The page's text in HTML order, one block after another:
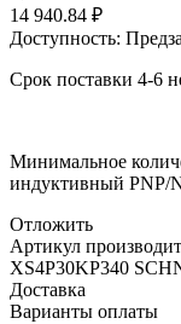
14 940.84 ₽
Доступность:
Срок поставки 4-6
Минимальное
индуктивный PNP/
Отложить
Артикул
XS4P30KP340
Доставка
Варианты оплаты